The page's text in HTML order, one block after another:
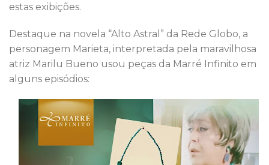
estas exibições.
Destaque na novela “Alto Astral” da Rede Globo, a
personagem Marieta, interpretada pela maravilhosa
atriz Marilu Bueno usou peças da Marré Infinito em
alguns episódios: